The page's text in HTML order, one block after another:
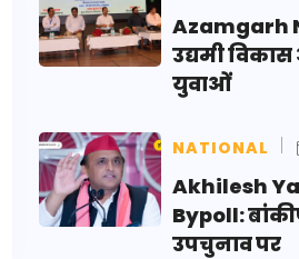
Azamgarh
उद्यमी
युवाओं
NATIONAL
Akhilesh
Bypoll:
उपचुनाव पर